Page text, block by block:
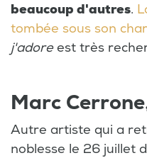
beaucoup d'autres.
tombée sous son
j'adoreest très
Marc
Autre artiste qui a
noblesse le 26 juillet